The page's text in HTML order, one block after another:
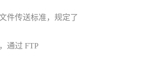
件传送标准，规定了
通过 FTP